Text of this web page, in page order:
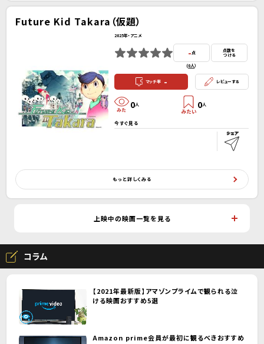
Future Kid Takara（仮題）
2025年・アニメ
-点
(0人）
点数を
つける
マッチ率 - レビューする
0人 0人
今すぐ見る
もっと詳しくみる
上映中の映画一覧を見る
コラム
【2021年最新版】アマゾンプライムで観られる泣
ける映画おすすめ5選
Amazon prime会員が最初に観るべきおすすめ